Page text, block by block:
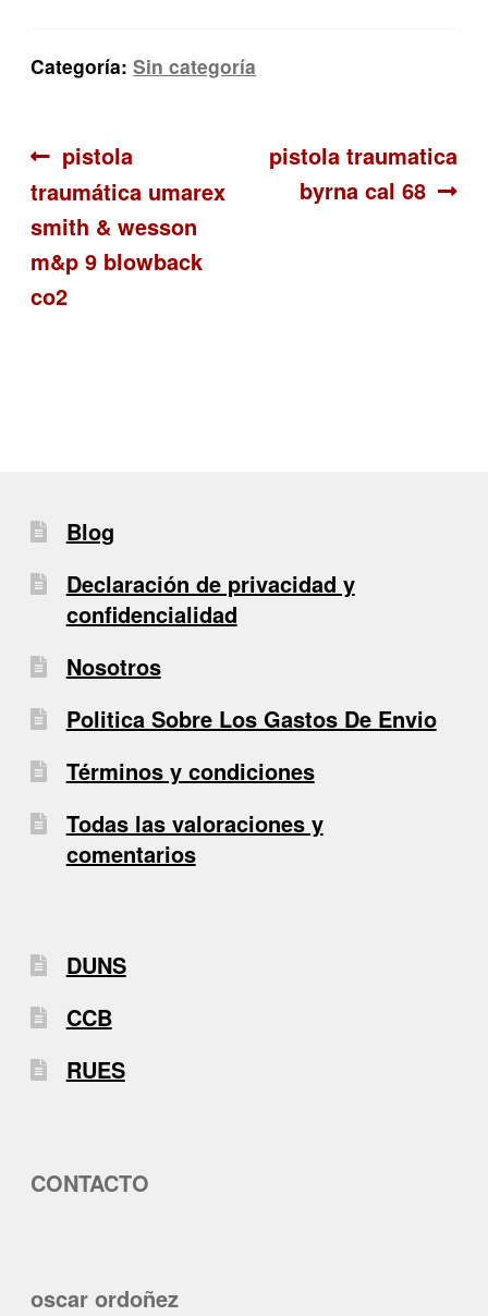
Categoría:Sin categoría
Navegación
de
entradas
Anterior:
pistola
traumática umarex
smith & wesson
m&p 9 blowback
co2
Siguiente:
pistola traumatica
byrna cal 68
Blog
Declaración de privacidad y
confidencialidad
Nosotros
Politica Sobre Los Gastos De Envio
Términos y condiciones
Todas las valoraciones y
comentarios
DUNS
CCB
RUES
CONTACTO
oscar ordoñez